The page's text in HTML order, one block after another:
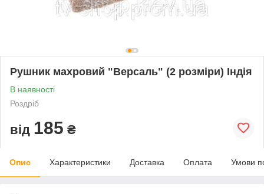
Рушник махровий "Версаль" (2 розміри) Індія
В наявності
Роздріб
від 185 ₴
Опис Характеристики Доставка Оплата Умови